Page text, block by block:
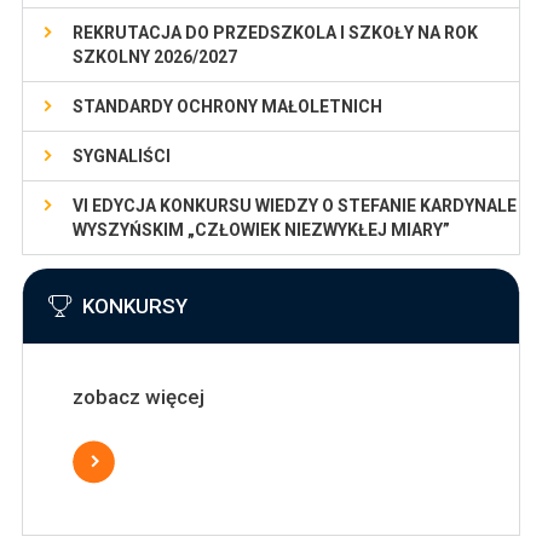
REKRUTACJA DO PRZEDSZKOLA I SZKOŁY NA ROK
SZKOLNY 2026/2027
STANDARDY OCHRONY MAŁOLETNICH
SYGNALIŚCI
VI EDYCJA KONKURSU WIEDZY O STEFANIE KARDYNALE
WYSZYŃSKIM „CZŁOWIEK NIEZWYKŁEJ MIARY”
KONKURSY
zobacz więcej